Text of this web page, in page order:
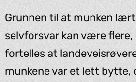
Grunnen til at munken
selvforsvar kan være flere,
fortelles at
munkene var et lett bytte,